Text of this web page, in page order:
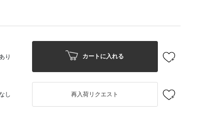
り カートに入れる
し 再入荷リクエスト